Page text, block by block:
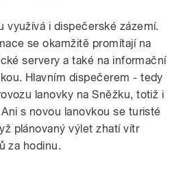
využívá i dispečerské zázemí.
se okamžitě promítají na
servery a také na informační
Hlavním dispečerem - tedy
lanovky na Sněžku, totiž i
s novou lanovkou se turisté
plánovaný výlet zhatí vítr
za hodinu.